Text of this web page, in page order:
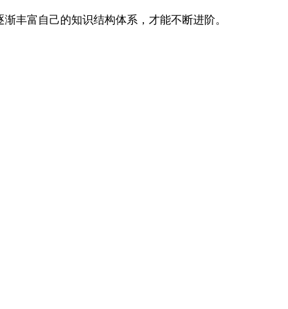
丰富自己的知识结构体系，才能不断进阶。